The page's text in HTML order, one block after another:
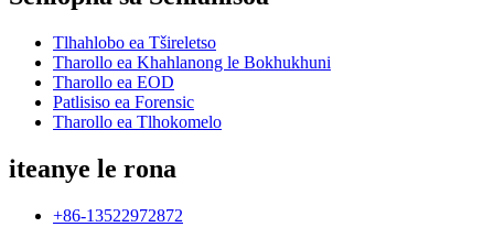
Tlhahlobo ea Tšireletso
Tharollo ea Khahlanong le Bokhukhuni
Tharollo ea EOD
Patlisiso ea Forensic
Tharollo ea Tlhokomelo
iteanye le rona
+86-13522972872